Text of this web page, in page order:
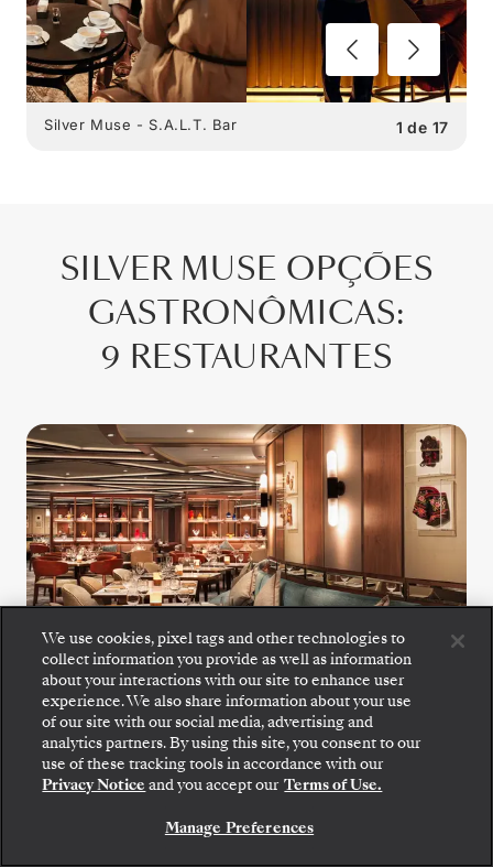
1 de 17
Silver Muse - S.A.L.T. Bar
SILVER MUSE OPÇÕES
GASTRONÔMICAS:
9 RESTAURANTES
S.A.L.T. Kitchen
inspirada no destino, em constante mudança,
Embarque: escolha sua suíte e confira as tarifas e
os serviços inclusos antes de confirmar com
segurança sua viagem com a Silversea.
RESERVE A SUA SUITE
We use cookies, pixel tags and other technologies to
collect information you provide as well as information
about your interactions with our site to enhance user
experience. We also share information about your use
of our site with our social media, advertising and
analytics partners. By using this site, you consent to our
use of these tracking tools in accordance with our
Privacy Notice and you accept our Terms of Use.
Manage Preferences